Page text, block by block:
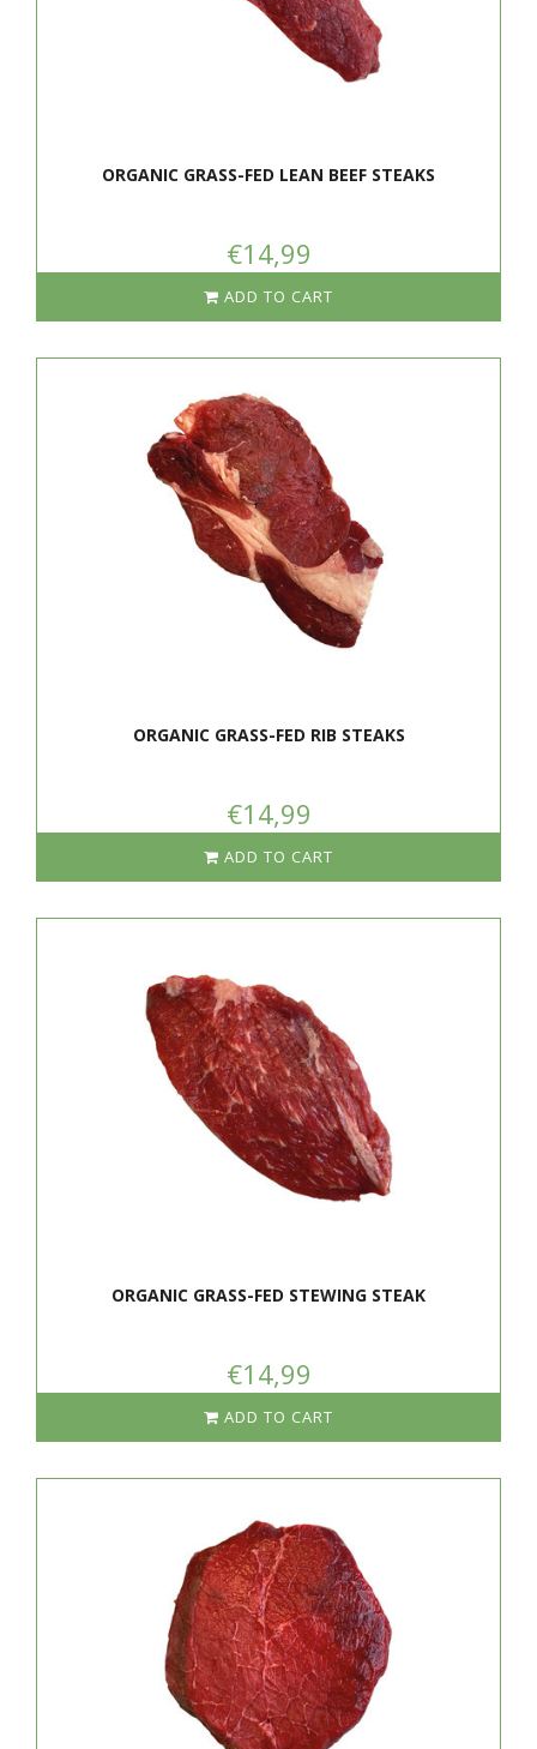
ORGANIC GRASS-FED LEAN BEEF STEAKS
€14,99
ADD TO CART
ORGANIC GRASS-FED RIB STEAKS
€14,99
ADD TO CART
ORGANIC GRASS-FED STEWING STEAK
€14,99
ADD TO CART